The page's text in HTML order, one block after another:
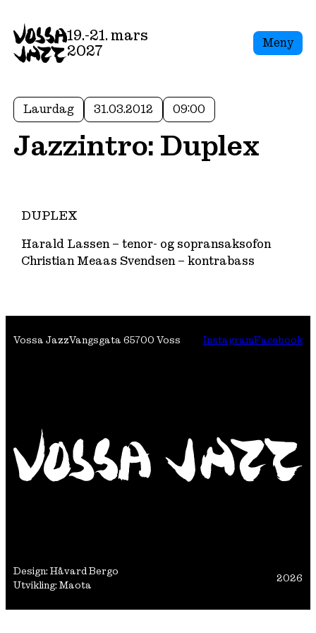
19.-21. mars
2027
Meny
Laurdag 31.03.2012 09:00
Jazzintro: Duplex
DUPLEX
Harald Lassen – tenor- og sopransaksofon
Christian Meaas Svendsen – kontrabass
Vossa JazzVangsgata 65700 Voss InstagramFacebook
Design: Håvard Bergo
Utvikling: Maota
2026